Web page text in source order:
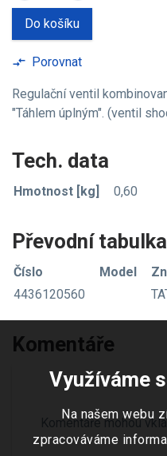
Do košíku
compare_arrows Porovnat
Regulační ventil
"Táhlem úplným". (ventil
Tech. data
Hmotnost [kg] 0,60
Převodní tabulka
Číslo Model
4436120560
Komentáře
Komentáře mohou
Využíváme
Na našem webu
zpracováváme